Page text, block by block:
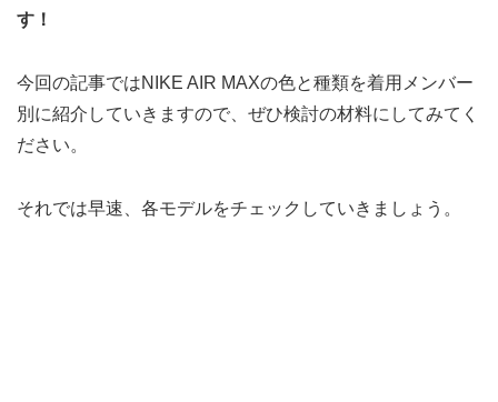
す！
今回の記事ではNIKE AIR MAXの色と種類を着用メンバー
別に紹介していきますので、ぜひ検討の材料にしてみてく
ださい。
それでは早速、各モデルをチェックしていきましょう。